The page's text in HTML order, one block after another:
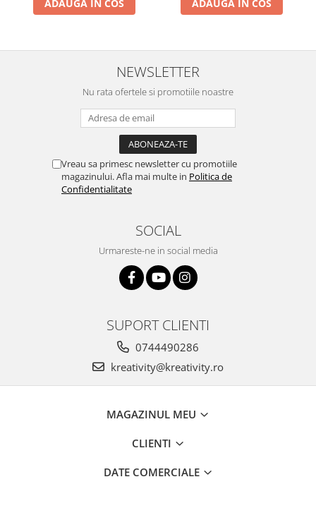
Stiinte
Mărgele HAMA MIDI
Mărgele HAMA MINI
Perceperea timpului - TimeTimer
Stimulare auditiva
Stimulare olfactivă
Terapie de integrare senzorială
ADAUGA IN COS ADAUGA IN COS
NEWSLETTER
Nu rata ofertele si promotiile noastre
Vreau sa primesc newsletter cu promotiile
magazinului. Afla mai multe in Politica de
Confidentialitate
SOCIAL
Urmareste-ne in social media
SUPORT CLIENTI
0744490286
kreativity@kreativity.ro
MAGAZINUL MEU
CLIENTI
DATE COMERCIALE